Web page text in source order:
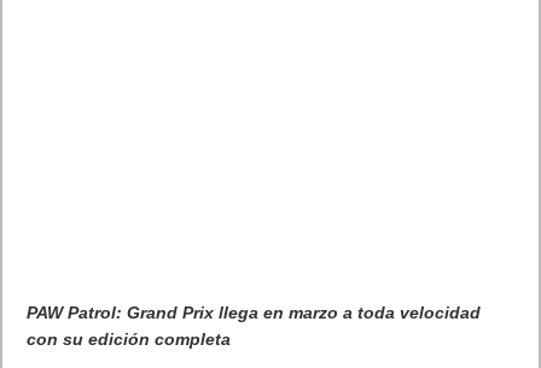
PAW Patrol: Grand Prix llega en marzo a toda velocidad
con su edición completa